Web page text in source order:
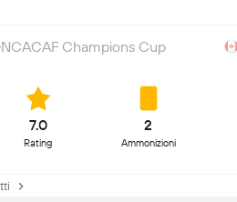
Champions Cup
7.0
Rating
2
Ammonizioni